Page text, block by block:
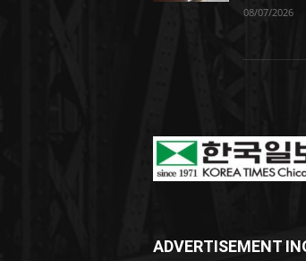
08/07/2026
ADVERTISEMENT